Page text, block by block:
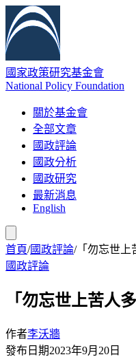
國家政策研究基金會
National Policy Foundation
關於基金會
全部文章
國政評論
國政分析
國政研究
最新消息
English
首頁/國政評論/「勿忘世上
國政評論
「勿忘世上苦人
作者李沃牆
發布日期2023年9月20日